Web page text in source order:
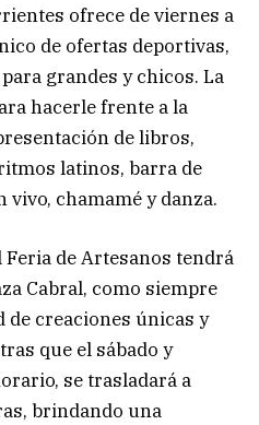
ofrece de viernes a
de ofertas deportivas,
grandes y chicos. La
hacerle frente a la
de libros,
latinos, barra de
vivo, chamamé y danza.
de Artesanos tendrá
Cabral, como siempre
de creaciones únicas y
que el sábado y
se trasladará a
brindando una